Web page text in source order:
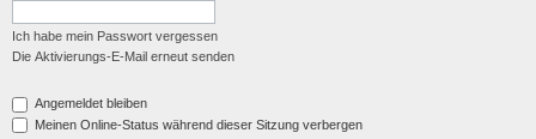
Ich habe mein Passwort vergessen
Die Aktivierungs-E-Mail erneut senden
Angemeldet bleiben
Meinen Online-Status während dieser Sitzung verbergen